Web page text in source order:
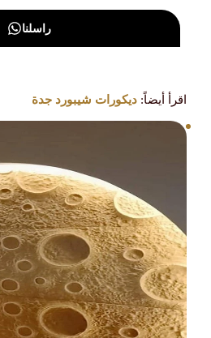
راسلنا
اقرأ أيضاً: ديكورات شيبورد جدة